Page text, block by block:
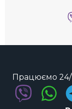
Працюємо